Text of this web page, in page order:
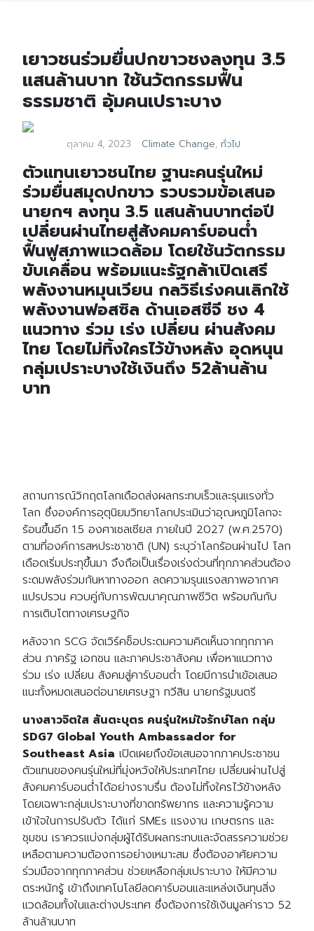
เยาวชนร่วมยื่นปกขาวชงลงทุน 3.5
แสนล้านบาท ใช้นวัตกรรมฟื้น
ธรรมชาติ อุ้มคนเปราะบาง
ตุลาคม 4, 2023 Climate Change, ทั่วไป
ตัวแทนเยาวชนไทย ฐานะคนรุ่นใหม่
ร่วมยื่นสมุดปกขาว รวบรวมข้อเสนอ
นายกฯ ลงทุน 3.5 แสนล้านบาทต่อปี
เปลี่ยนผ่านไทยสู่สังคมคาร์บอนต่ำ
ฟื้นฟูสภาพแวดล้อม โดยใช้นวัตกรรม
ขับเคลื่อน พร้อมแนะรัฐกล้าเปิดเสรี
พลังงานหมุนเวียน กลวิธีเร่งคนเลิกใช้
พลังงานฟอสซิล ด้านเอสซีจี ชง 4
แนวทาง ร่วม เร่ง เปลี่ยน ผ่านสังคม
ไทย โดยไม่ทิ้งใครไว้ข้างหลัง อุดหนุน
กลุ่มเปราะบางใช้เงินถึง 52ล้านล้าน
บาท
สถานการณ์วิกฤตโลกเดือดส่งผลกระทบเร็วและรุนแรงทั่ว
โลก ซึ่งองค์การอุตุนิยมวิทยาโลกประเมินว่าอุณหภูมิโลกจะ
ร้อนขึ้นอีก 1.5 องศาเซลเซียส ภายในปี 2027 (พ.ศ.2570)
ตามที่องค์การสหประชาชาติ (UN) ระบุว่าโลกร้อนผ่านไป โลก
เดือดเริ่มประทุขึ้นมา จึงถือเป็นเรื่องเร่งด่วนที่ทุกภาคส่วนต้อง
ระดมพลังร่วมกันหาทางออก ลดความรุนแรงสภาพอากาศ
แปรปรวน ควบคู่กับการพัฒนาคุณภาพชีวิต พร้อมกันกับ
การเติบโตทางเศรษฐกิจ
หลังจาก SCG จัดเวิร์คช็อประดมความคิดเห็นจากทุกภาค
ส่วน ภาครัฐ เอกชน และภาคประชาสังคม เพื่อหาแนวทาง
ร่วม เร่ง เปลี่ยน สังคมสู่คาร์บอนต่ำ โดยมีการนำเข้อเสนอ
แนะทั้งหมดเสนอต่อนายเศรษฐา ทวีสิน นายกรัฐมนตรี
นางสาวจิตใส สันตะบุตร คนรุ่นใหม่ใจรักษ์โลก กลุ่ม
SDG7 Global Youth Ambassador for
Southeast Asia เปิดเผยถึงข้อเสนอจากภาคประชาชน
ตัวแทนของคนรุ่นใหม่ที่มุ่งหวังให้ประเทศไทย เปลี่ยนผ่านไปสู่
สังคมคาร์บอนต่ำได้อย่างราบรื่น ต้องไม่ทิ้งใครไว้ข้างหลัง
โดยเฉพาะกลุ่มเปราะบางที่ขาดทรัพยากร และความรู้ความ
เข้าใจในการปรับตัว ได้แก่ SMEs แรงงาน เกษตรกร และ
ชุมชน เราควรแบ่งกลุ่มผู้ได้รับผลกระทบและจัดสรรความช่วย
เหลือตามความต้องการอย่างเหมาะสม ซึ่งต้องอาศัยความ
ร่วมมือจากทุกภาคส่วน ช่วยเหลือกลุ่มเปราะบาง ให้มีความ
ตระหนักรู้ เข้าถึงเทคโนโลยีลดคาร์บอนและแหล่งเงินทุนสิ่ง
แวดล้อมทั้งในและต่างประเทศ ซึ่งต้องการใช้เงินมูลค่าราว 52
ล้านล้านบาท